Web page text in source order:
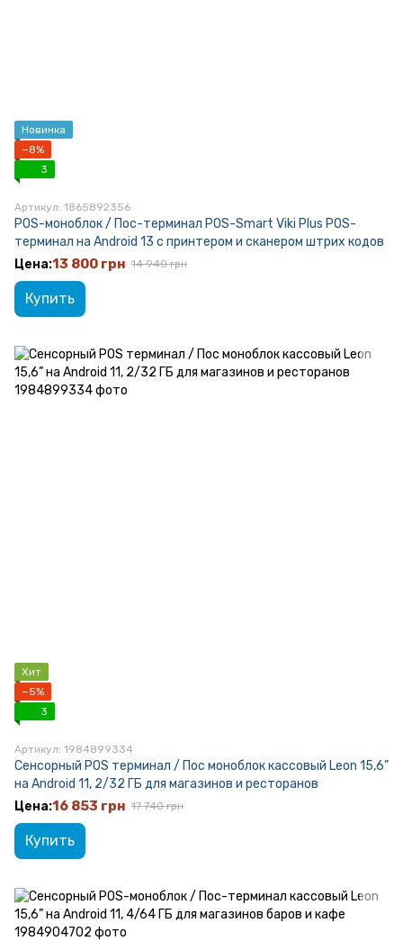
Новинка
−8%
3
Артикул: 1865892356
POS-моноблок / Пос-терминал POS-Smart Viki Plus POS-
терминал на Android 13 с принтером и сканером штрих кодов
13 800 грн 14 940 грн
Купить
Хит
−5%
3
Артикул: 1984899334
Сенсорный POS терминал / Пос моноблок кассовый Leon 15,6”
на Android 11, 2/32 ГБ для магазинов и ресторанов
16 853 грн 17 740 грн
Купить